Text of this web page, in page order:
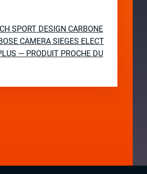
SPORT DESIGN CARBONE
CAMERA SIEGES ELECT
— PRODUIT PROCHE DU